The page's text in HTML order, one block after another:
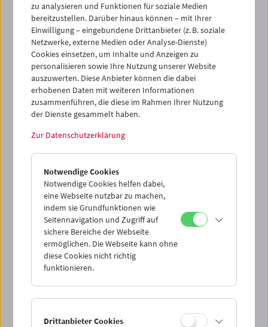
zu analysieren und Funktionen für soziale Medien
bereitzustellen. Darüber hinaus können – mit Ihrer
Einwilligung – eingebundene Drittanbieter (z. B. soziale
Netzwerke, externe Medien oder Analyse-Dienste)
Cookies einsetzen, um Inhalte und Anzeigen zu
personalisieren sowie Ihre Nutzung unserer Website
auszuwerten. Diese Anbieter können die dabei
erhobenen Daten mit weiteren Informationen
zusammenführen, die diese im Rahmen Ihrer Nutzung
der Dienste gesammelt haben.
Zur Datenschutzerklärung
Notwendige Cookies
Notwendige Cookies helfen dabei,
eine Webseite nutzbar zu machen,
indem sie Grundfunktionen wie
Seitennavigation und Zugriff auf
sichere Bereiche der Webseite
ermöglichen. Die Webseite kann ohne
diese Cookies nicht richtig
funktionieren.
Drittanbieter Cookies